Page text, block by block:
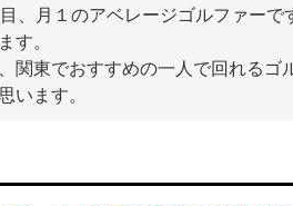
、月１のアベレージゴルファーで
す。
関東でおすすめの一人で回れるゴ
います。